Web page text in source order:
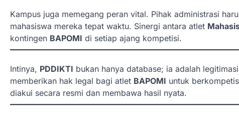
Kampus juga memegang peran vital. Pihak administrasi
mahasiswa mereka tepat waktu. Sinergi antara atlet
kontingen BAPOMI di setiap ajang kompetisi.
Intinya, PDDIKTI bukan hanya database; ia adalah
memberikan hak legal bagi atlet BAPOMI untuk
diakui secara resmi dan membawa hasil nyata.